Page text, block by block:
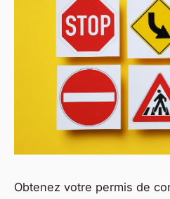
Obtenez votre permis de